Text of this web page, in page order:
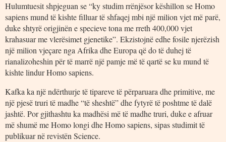
Hulumtuesit shpjeguan se “ky studim rrënjësor këshillon se Homo
sapiens mund të kishte filluar të shfaqej mbi një milion vjet më parë,
duke shtyrë origjinën e specieve tona me rreth 400,000 vjet
krahasuar me vlerësimet gjenetike”. Ekzistojnë edhe fosile njerëzish
një milion vjeçare nga Afrika dhe Europa që do të duhej të
rianalizoheshin për të marrë një pamje më të qartë se ku mund të
kishte lindur Homo sapiens.
Kafka ka një ndërthurje të tipareve të përparuara dhe primitive, me
një pjesë truri të madhe “të sheshtë” dhe fytyrë të poshtme të dalë
jashtë. Por gjithashtu ka madhësi më të madhe truri, duke e afruar
më shumë me Homo longi dhe Homo sapiens, sipas studimit të
publikuar në revistën Science.